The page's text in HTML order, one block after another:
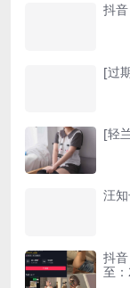
[过
[轻
汪
抖
至